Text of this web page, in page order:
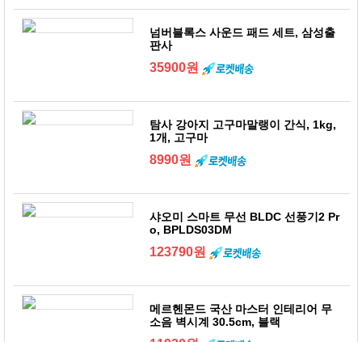
넘버블록스 사운드 패드 세트, 삼성출
판사
35900원
탐사 강아지 고구마말랭이 간식, 1kg,
1개, 고구마
8990원
샤오미 스마트 무선 BLDC 선풍기2 Pr
o, BPLDS03DM
123790원
메르헨몬드 국산 마스터 인테리어 무
소음 벽시계 30.5cm, 블랙